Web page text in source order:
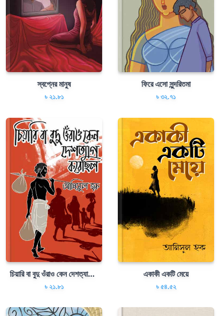
স্বপ্নের মানুষ
৳ ২১.৮১
ফিরে এসো সুন্দরিতমা
৳ ৩২.৭১
চিয়ারি বা বুদু ওঁরাও কেন দেশত্যাগ করেছিল
৳ ২১.৮১
একাকী একটি মেয়ে
৳ ৫৪.৫২